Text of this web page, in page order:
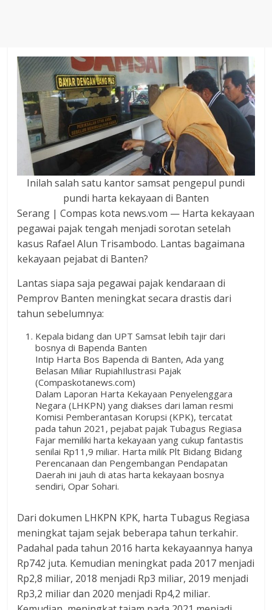
berkualitas
karena
menereapkan
standar
jurnalisme
dalam
setiap
liputan
peristiwa
tulis
secara
cerdas,
tajam
berimbang.
Inilah salah satu kantor samsat pengepul pundi
pundi harta kekayaan di Banten
Serang | Compas kota news.vom — Harta kekayaan
pegawai pajak tengah menjadi sorotan setelah
kasus Rafael Alun Trisambodo. Lantas bagaimana
kekayaan pejabat di Banten?
Lantas siapa saja pegawai pajak kendaraan di
Pemprov Banten meningkat secara drastis dari
tahun sebelumnya:
Kepala bidang dan UPT Samsat lebih tajir dari
bosnya di Bapenda Banten
Intip Harta Bos Bapenda di Banten, Ada yang
Belasan Miliar RupiahIlustrasi Pajak
(Compaskotanews.com)
Dalam Laporan Harta Kekayaan Penyelenggara
Negara (LHKPN) yang diakses dari laman resmi
Komisi Pemberantasan Korupsi (KPK), tercatat
pada tahun 2021, pejabat pajak Tubagus Regiasa
Fajar memiliki harta kekayaan yang cukup fantastis
senilai Rp11,9 miliar. Harta milik Plt Bidang Bidang
Perencanaan dan Pengembangan Pendapatan
Daerah ini jauh di atas harta kekayaan bosnya
sendiri, Opar Sohari.
Dari dokumen LHKPN KPK, harta Tubagus Regiasa
meningkat tajam sejak beberapa tahun terkahir.
Padahal pada tahun 2016 harta kekayaannya hanya
Rp742 juta. Kemudian meningkat pada 2017 menjadi
Rp2,8 miliar, 2018 menjadi Rp3 miliar, 2019 menjadi
Rp3,2 miliar dan 2020 menjadi Rp4,2 miliar.